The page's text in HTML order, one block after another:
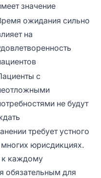
значение
ожидания сильно
на
с
не будут
требует устного
многих юрисдикциях.
к каждому
обязательным для